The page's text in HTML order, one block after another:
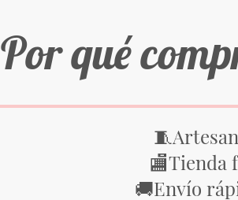
Por qué
🧵
🏬Tienda
🚚Envío